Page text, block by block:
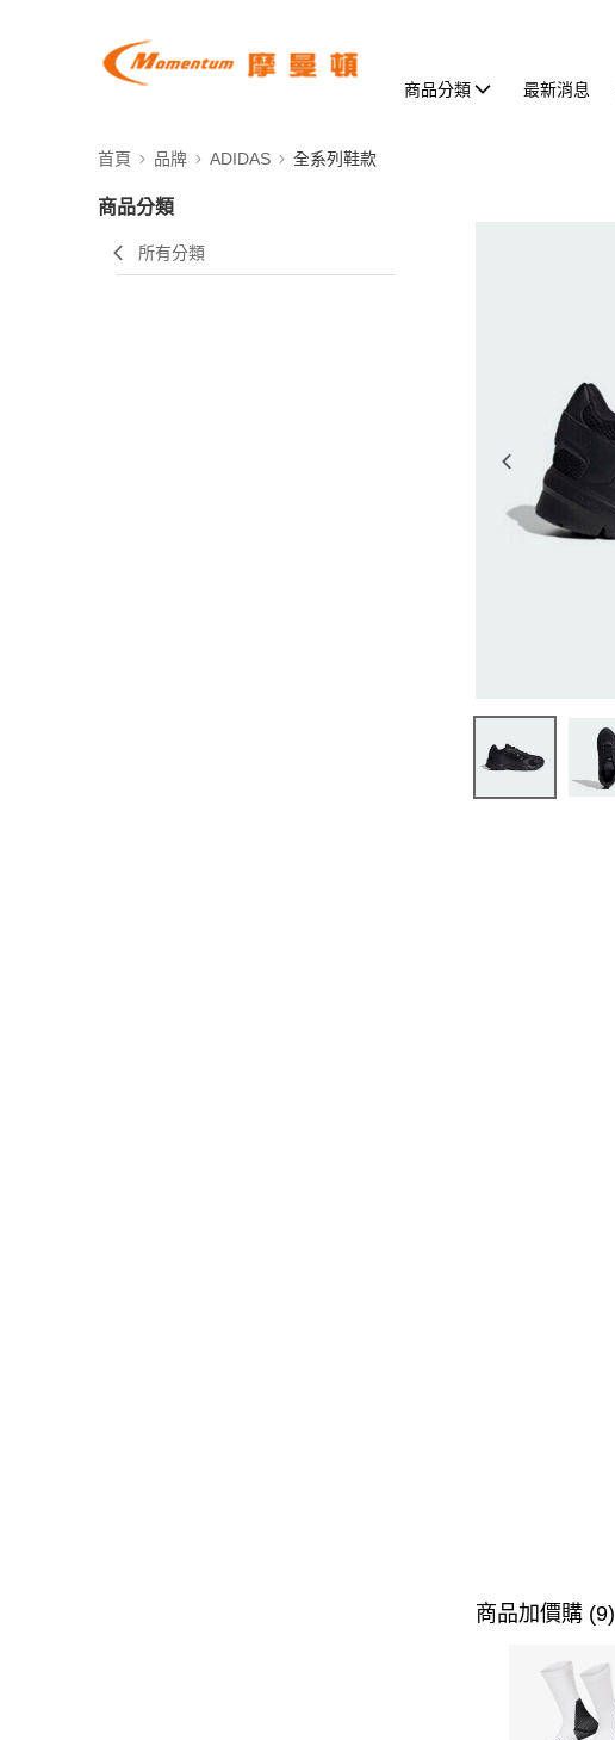
商品分類 最新消息
首頁 品牌 ADIDAS 全系列鞋款
商品分類
所有分類
商品加價購 (9)